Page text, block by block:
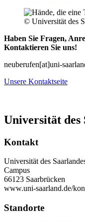
© Universität des
Haben Sie Fragen,
Kontaktieren Sie uns!
neuberufen[at]uni-
Unsere Kontaktseite
Universität des
Kontakt
Universität des
Campus
66123 Saarbrücken
www.uni-saarland.de/
Standorte